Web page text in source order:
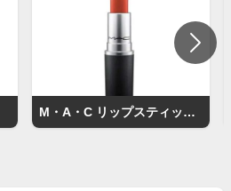
M・A・C リップスティック（マット）